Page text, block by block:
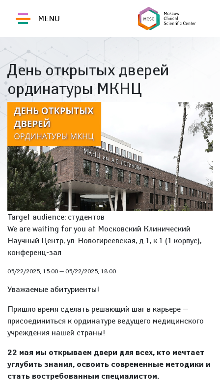
MENU
День открытых дверей
ординатуры МКНЦ
Target audience: студентов
We are waiting for you at Московский Клинический
Научный Центр, ул. Новогиреевская, д.1, к.1 (1 корпус),
конференц-зал
05/22/2025, 15:00 — 05/22/2025, 18:00
Уважаемые абитуриенты!
Пришло время сделать решающий шаг в карьере —
присоединиться к ординатуре ведущего медицинского
учреждения нашей страны!
22 мая мы открываем двери для всех, кто мечтает
углубить знания, освоить современные методики и
стать востребованным специалистом.